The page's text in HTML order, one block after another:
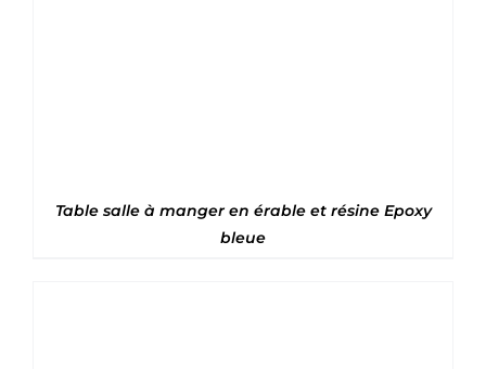
Table salle à manger en érable et résine Epoxy
bleue